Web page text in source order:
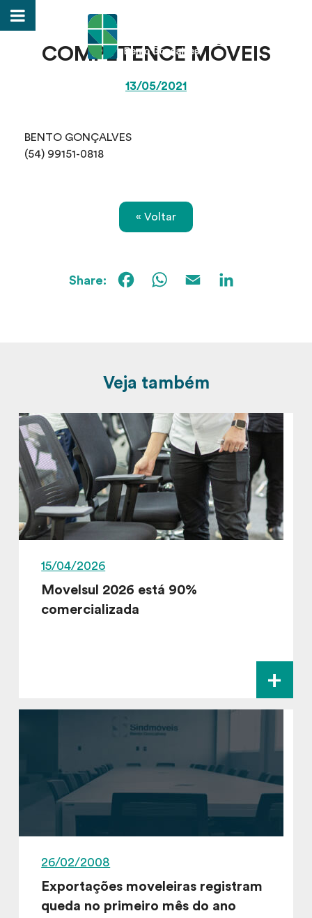
COMPETENCE MÓVEIS
13/05/2021
BENTO GONÇALVES
(54) 99151-0818
« Voltar
Facebook
WhatsApp
Email
Veja também
15/04/2026
Movelsul 2026 está 90%
comercializada
+
26/02/2008
Exportações moveleiras registram
queda no primeiro mês do ano